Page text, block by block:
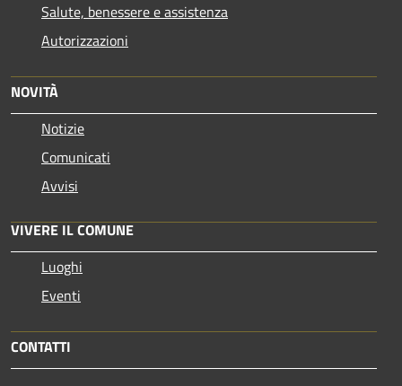
Salute, benessere e assistenza
Autorizzazioni
NOVITÀ
Notizie
Comunicati
Avvisi
VIVERE IL COMUNE
Luoghi
Eventi
CONTATTI